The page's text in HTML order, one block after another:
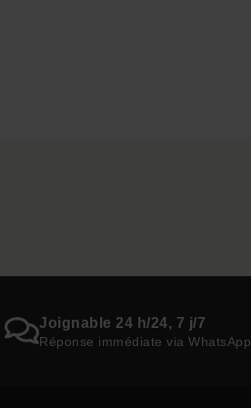
Joignable 24 h/24, 7 j/7
Réponse immédiate via WhatsApp